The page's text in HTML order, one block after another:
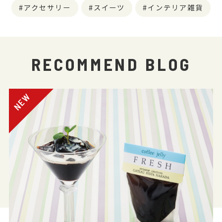
アクセサリー スイーツ インテリア雑貨
RECOMMEND BLOG